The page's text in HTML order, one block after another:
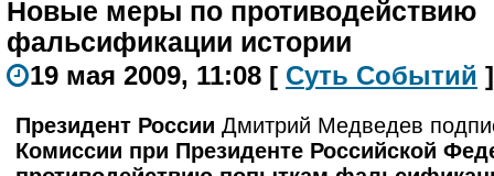
Новые меры по противодействию
фальсификации истории
19 мая 2009, 11:08 [ Суть Событий ]
Президент России Дмитрий Медведев
Комиссии при Президенте Российской